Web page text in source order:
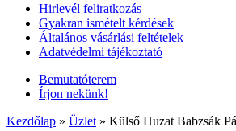
Hirlevél feliratkozás
Gyakran ismételt kérdések
Általános vásárlási feltételek
Adatvédelmi tájékoztató
Bemutatóterem
Írjon nekünk!
Kezdőlap » Üzlet » Külső Huzat Babzsák